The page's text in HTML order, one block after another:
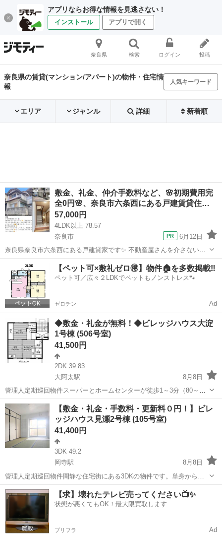
アプリならお得な情報を見逃さない！
インストール アプリで開く
奈良県 検索 ログイン 投稿
奈良県の賃貸(マンション/アパート)の物件・住宅情
報
人気キーワード
エリア ジャンル 詳細 新着順
敷金、礼金、仲介手数料など、🌸初期費用完
全0円🌸、奈良市六条西にある戸建賃貸住…
57,000円
4LDK以上 78.57
奈良市
6月12日
奈良県奈良市六条西にある戸建貸家です✨ 不動産屋さんを介さないオ
ーナー直接契約🤝のため、初期費用（敷金、礼金、仲介手数料、クリ
ーニング費用、鍵交換費用）がなんと💰完全0円💰の物件になります‼️
大規模リフォーム後で、駐車...
一戸建て 物件
【ペット可×敷礼ゼロ🉐】物件🏠を多数掲載‼️
ペット可／広々２LDKでペットもノンストレス🐾
ゼロチン Ad
◆敷金・礼金が無料！◆ビレッジハウス大淀
1号棟 (506号室)
41,500円
2DK 39.83
大阿太駅
8月8日
管理人定期巡回物件スーパーとホームセンターが徒歩1～3分（80～
180m）で、日常の買い物に便利な立地です。ペット飼育についてもご
相談いただけます。新規入居限定！フリーレント1ヶ月あり！敷金・礼
金・更新料・鍵交換代0円！ ※...
奈良 吉野郡 大阿太駅 アパート ビレッジハウス
【敷金・礼金・手数料・更新料０円！】ビレ
ッジハウス見瀬2号棟 (105号室)
41,400円
3DK 49.2
岡寺駅
8月8日
管理人定期巡回物件閑静な住宅街にある3DKの物件です。単身からフ
ァミリーまで幅広いお客様の生活を可能にしております。ペット飼育
についてもご相談いただけます。新規入居限定！最大3万円引越サポー
トあり！敷金・礼金・更新料・鍵交換...
奈良 橿原市 岡寺駅 アパート
【求】壊れたテレビ売ってください📺✨
状態が悪くてもOK！最大限買取します
プリフラ Ad